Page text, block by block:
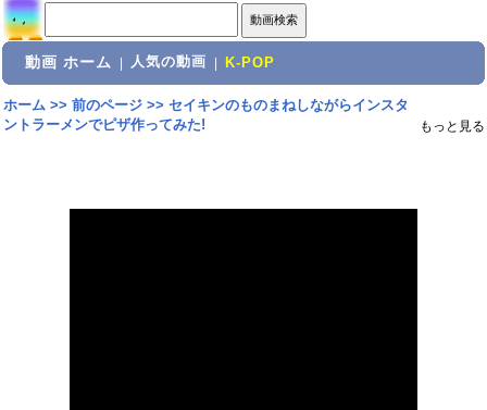
動画 ホーム 人気の動画 K-POP
ホーム>> 前のページ>> セイキンのものまねしながらインスタ
ントラーメンでピザ作ってみた!
もっと見る